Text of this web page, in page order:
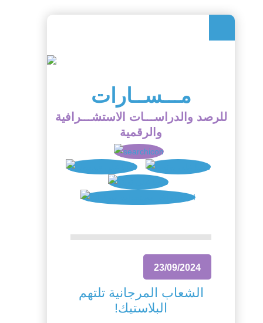
مـــســارات
للرصد والدراســـات الاستشـــرافية
والرقمية
23/09/2024
الشعاب المرجانية تلتهم
البلاستيك!